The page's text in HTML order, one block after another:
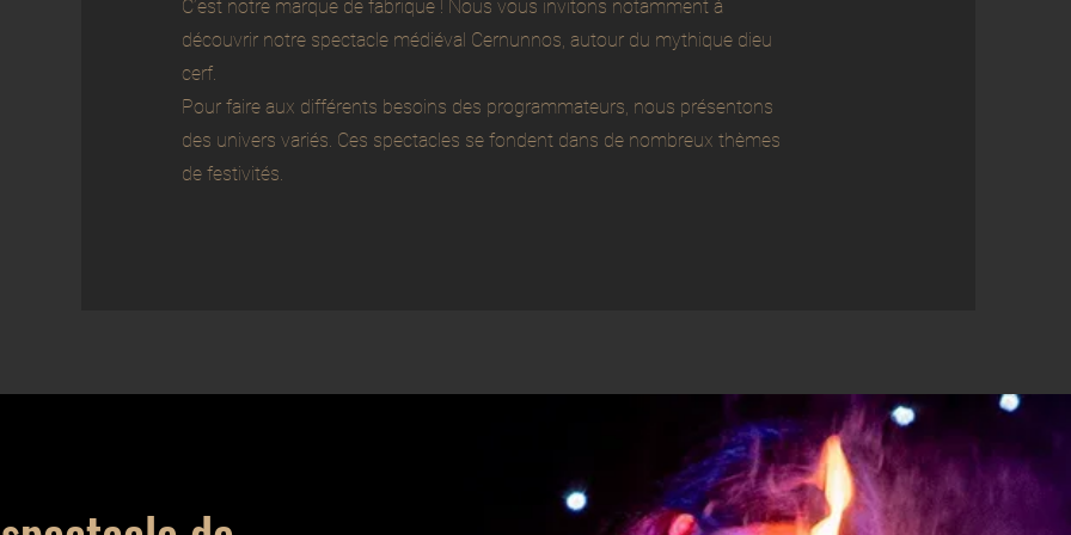
C’est notre marque de fabrique ! Nous vous invitons notamment à
découvrir notre spectacle médiéval Cernunnos, autour du mythique dieu
cerf.
Pour faire aux différents besoins des programmateurs, nous présentons
des univers variés. Ces spectacles se fondent dans de nombreux thèmes
de festivités.